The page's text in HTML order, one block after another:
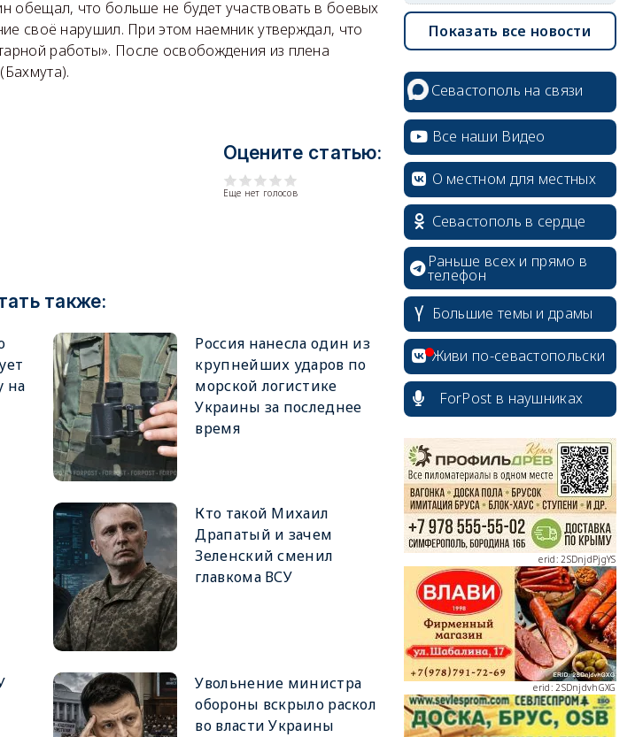
обещал, что больше не будет участвовать в боевых
своё нарушил. При этом наемник утверждал, что
работы». После освобождения из плена
Оцените статью:
Еще нет голосов
также:
на
Россия нанесла один из
крупнейших ударов по
морской логистике
Украины за последнее
время
Кто такой Михаил
Драпатый и зачем
Зеленский сменил
главкома ВСУ
Увольнение министра
обороны вскрыло раскол
во власти Украины
Показать все новости
Севастополь на связи
Все наши Видео
О местном для местных
Севастополь в сердце
Раньше всех и прямо в
телефон
Большие темы и драмы
Живи по-севастопольски
ForPost в наушниках
erid: 2SDnjdPjgYS
erid: 2SDnjdvhGXG